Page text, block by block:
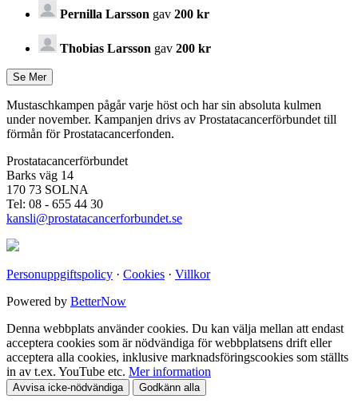
Pernilla Larsson gav 200 kr
Thobias Larsson gav 200 kr
Mustaschkampen pågår varje höst och har sin absoluta kulmen
under november. Kampanjen drivs av Prostata­cancerförbundet till
förmån för Prostata­cancerfonden.
Prostatacancerförbundet
Barks väg 14
170 73 SOLNA
Tel: 08 - 655 44 30
kansli@prostatacancerforbundet.se
Personuppgiftspolicy · Cookies · Villkor
Powered by BetterNow
Denna webbplats använder cookies. Du kan välja mellan att endast
acceptera cookies som är nödvändiga för webbplatsens drift eller
acceptera alla cookies, inklusive marknadsföringscookies som ställts
in av t.ex. YouTube etc. Mer information
Avvisa icke-nödvändiga Godkänn alla